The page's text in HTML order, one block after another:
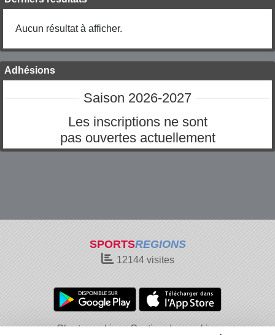
Aucun résultat à afficher.
Adhésions
Saison 2026-2027
Les inscriptions ne sont
pas ouvertes actuellement
SPORTSREGIONS
12144visites
Charte cookies Gestion des cookies